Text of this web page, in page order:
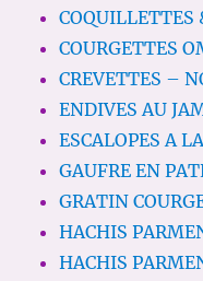
COQUILLETTES
COURGETTES
CREVETTES –
ENDIVES AU
ESCALOPES A
GAUFRE EN
GRATIN
HACHIS
HACHIS